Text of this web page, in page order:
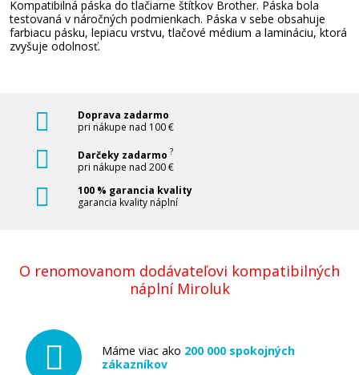
Kompatibilná páska do tlačiarne štítkov Brother. Páska bola
testovaná v náročných podmienkach. Páska v sebe obsahuje
farbiacu pásku, lepiacu vrstvu, tlačové médium a lamináciu, ktorá
zvyšuje odolnosť.
Doprava zadarmo
pri nákupe nad 100 €
Darčeky zadarmo ?
pri nákupe nad 200 €
100 % garancia kvality
garancia kvality náplní
O renomovanom dodávateľovi kompatibilných
náplní Miroluk
Máme viac ako 200 000 spokojných
zákazníkov